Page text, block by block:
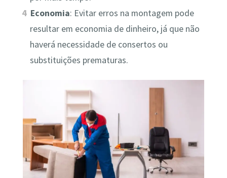
Economia: Evitar erros na montagem pode
resultar em economia de dinheiro, já que não
haverá necessidade de consertos ou
substituições prematuras.